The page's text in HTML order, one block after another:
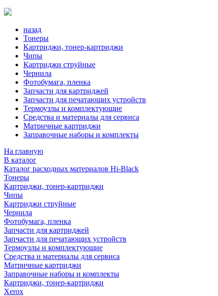
назад
Тонеры
Картриджи, тонер-картриджи
Чипы
Картриджи струйные
Чернила
Фотобумага, пленка
Запчасти для картриджей
Запчасти для печатающих устройств
Термоузлы и комплектующие
Средства и материалы для сервиса
Матричные картриджи
Заправочные наборы и комплекты
На главную
В каталог
Каталог расходных материалов Hi-Black
Тонеры
Картриджи, тонер-картриджи
Чипы
Картриджи струйные
Чернила
Фотобумага, пленка
Запчасти для картриджей
Запчасти для печатающих устройств
Термоузлы и комплектующие
Средства и материалы для сервиса
Матричные картриджи
Заправочные наборы и комплекты
Картриджи, тонер-картриджи
Xerox